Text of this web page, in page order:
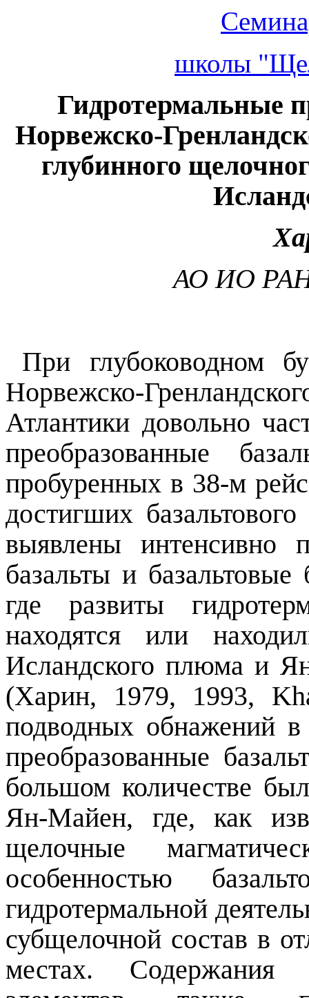
школы
Гидротермальные
Норвежско-
глубинного
АО ИО
При глубоководном
Норвежско-
Атлантики довольно
преобразованные
пробуренных в 38-м
достигших
выявлены интенсивно
базальты и
где развиты
находятся или
Исландского плюма и
(Харин, 1979, 1993,
подводных обнажений
преобразованные
большом количестве
Ян-Майен, где, как
щелочные
особенностью
гидротермальной
субщелочной состав в
местах. Содержания